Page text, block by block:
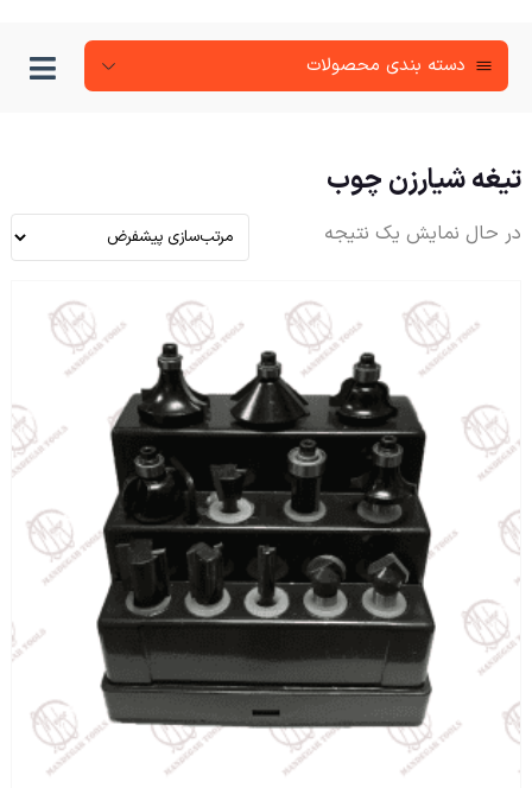
دسته‌ بندی محصولات
تیغه شیارزن چوب
در حال نمایش یک نتیجه